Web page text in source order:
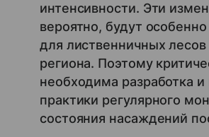
интенсивности. Эти
вероятно, будут
для лиственничных лесов
региона. Поэтому
необходима разработка
практики регулярного
состояния насаждений